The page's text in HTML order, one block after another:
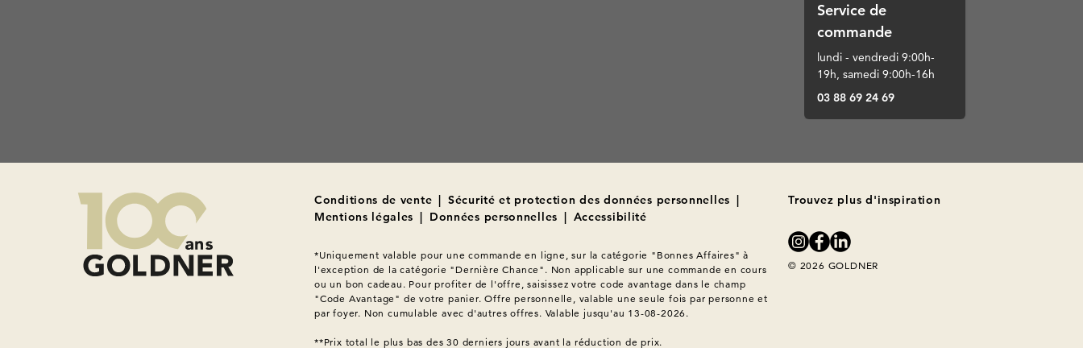
Service de
commande
lundi - vendredi 9:00h-
19h, samedi 9:00h-16h
03 88 69 24 69
Conditions de vente | Sécurité et protection des données personnelles |
Mentions légales | Données personnelles | Accessibilité
*Uniquement valable pour une commande en ligne, sur la catégorie "Bonnes Affaires" à
l'exception de la catégorie "Dernière Chance". Non applicable sur une commande en cours
ou un bon cadeau. Pour profiter de l'offre, saisissez votre code avantage dans le champ
"Code Avantage" de votre panier. Offre personnelle, valable une seule fois par personne et
par foyer. Non cumulable avec d'autres offres. Valable jusqu'au 13-08-2026.
Trouvez plus d'inspiration
© 2026 GOLDNER